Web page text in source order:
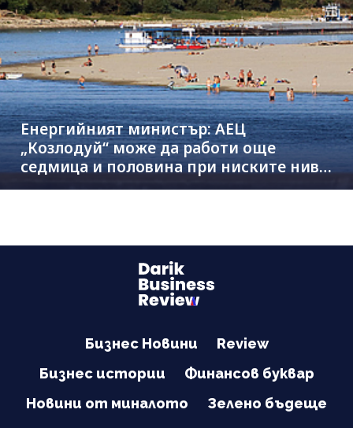
Енергийният министър: АЕЦ
„Козлодуй“ може да работи още
седмица и половина при ниските нива
на Дунав
Бизнес Новини
Review
Бизнес истории
Финансов буквар
Новини от миналото
Зелено бъдеще